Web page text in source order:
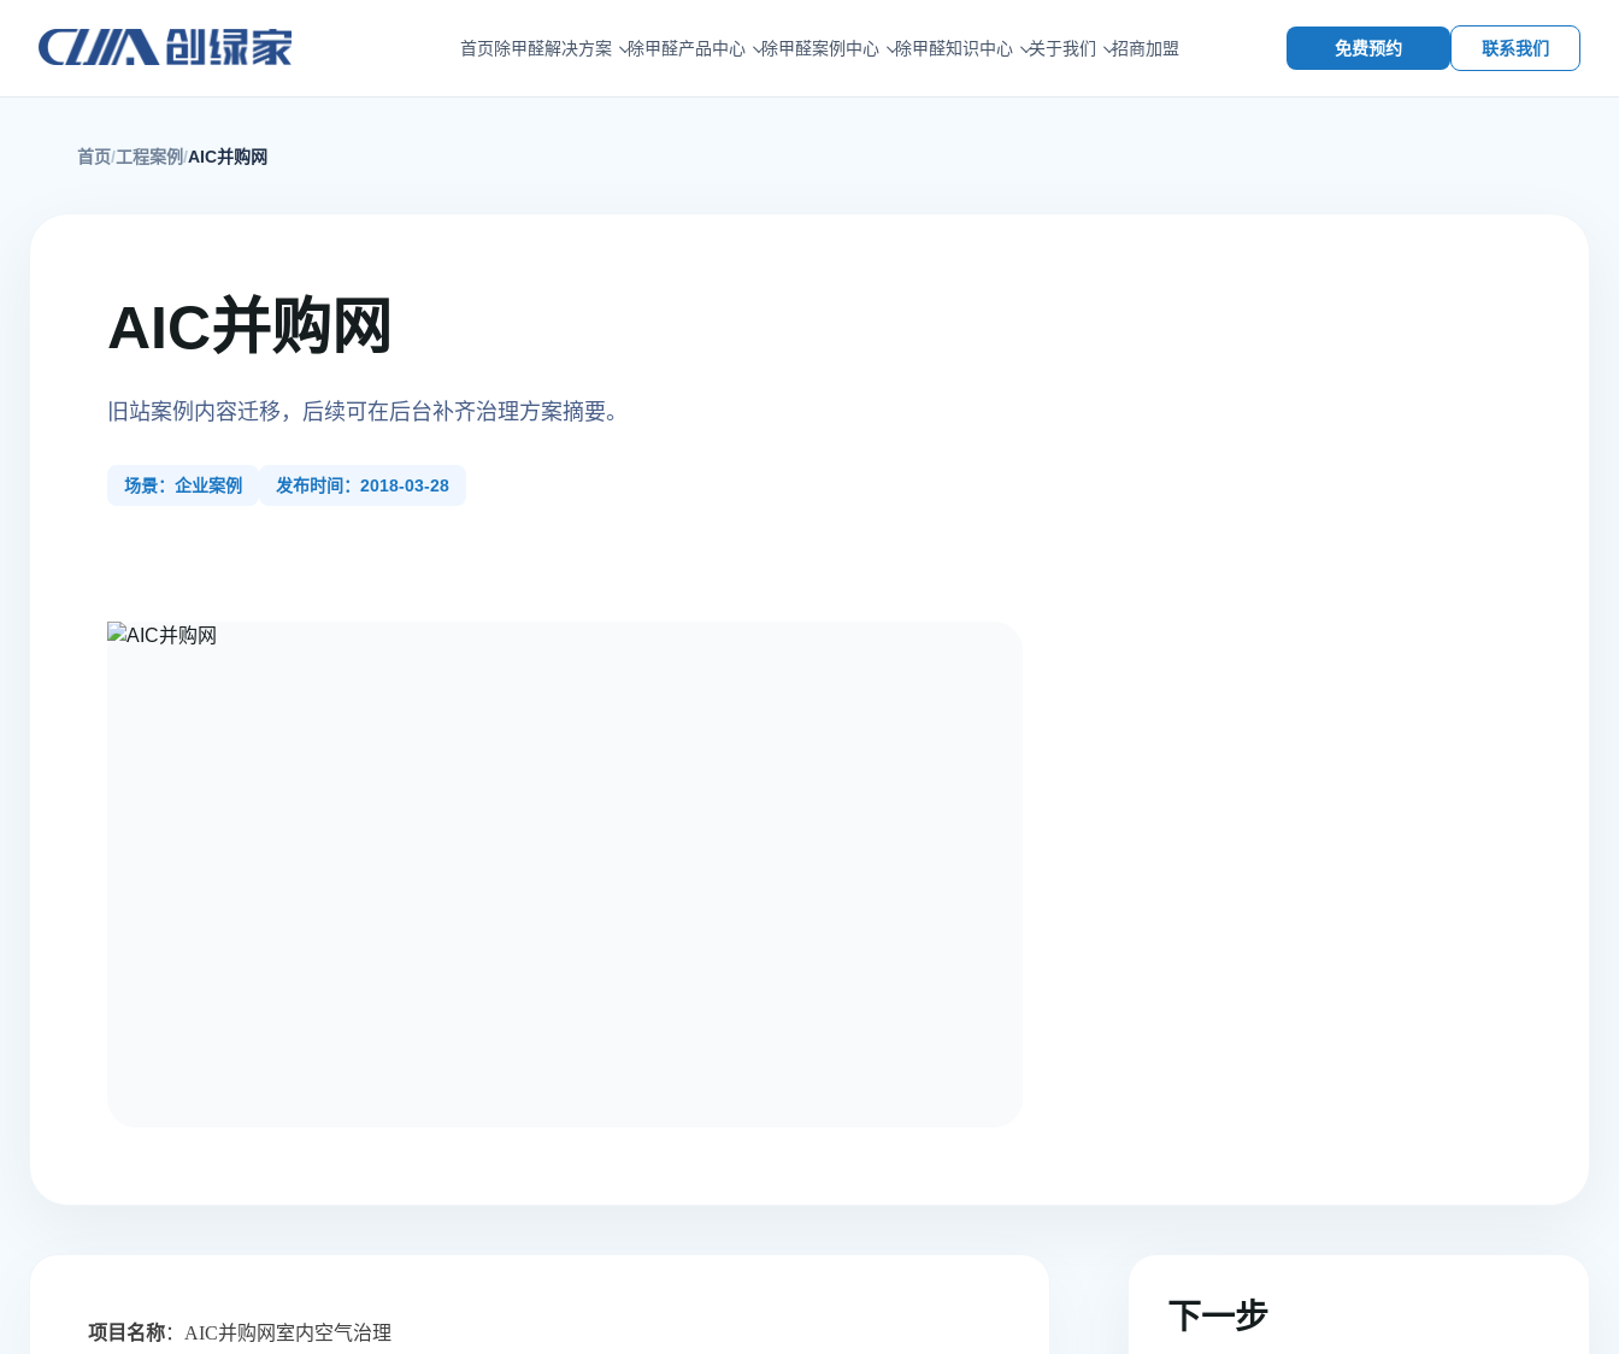
首页除甲醛解决方案 除甲醛产品中心 除甲醛案例中心 除甲醛知识中心 关于我们 招商加盟 免费预约 联系我们
首页 工程案例 AIC并购网
AIC并购网
旧站案例内容迁移，后续可在后台补齐治理方案摘要。
场景：企业案例 发布时间：2018-03-28
项目名称：AIC并购网室内空气治理 下一步